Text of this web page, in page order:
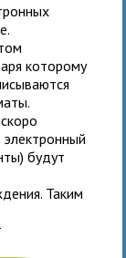
которому
будут
Таким